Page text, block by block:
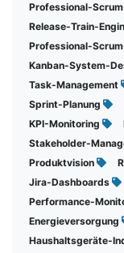
Professional-
Release-Train-
Professional-
Kanban-System-
Task-Management
Sprint-Planung
KPI-Monitoring
Stakeholder-
Produktvision
Jira-Dashboards
Performance-
Energieversorgung
Haushaltsgeräte-